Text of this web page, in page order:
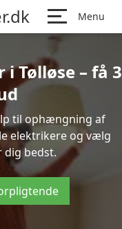
Menu
Tølløse – få 3
til ophængning af
elektrikere og vælg
dig bedst.